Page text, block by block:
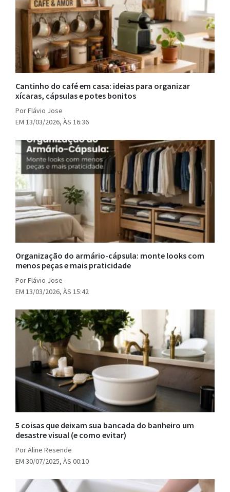
Cantinho do café em casa: ideias para organizar
xícaras, cápsulas e potes bonitos
Por Flávio Jose
EM 13/03/2026, ÀS 16:36
Organização do armário-cápsula: monte looks com
menos peças e mais praticidade
Por Flávio Jose
EM 13/03/2026, ÀS 15:42
5 coisas que deixam sua bancada do banheiro um
desastre visual (e como evitar)
Por Aline Resende
EM 30/07/2025, ÀS 00:10